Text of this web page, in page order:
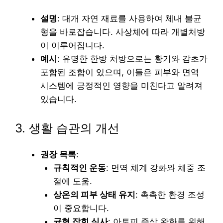
설명: 대개 자연 재료를 사용하여 체내 불균
형을 바로잡습니다. 사상체에 따라 개별처방
이 이루어집니다.
예시 : 유명한 한방 처방으로는 황기와 감초가
포함된 조합이 있으며, 이들은 피부와 면역
시스템에 긍정적인 영향을 미친다고 알려져
있습니다.
3. 생활 습관의 개선
권장 목록:
규칙적인 운동: 면역 체계 강화와 체중 조
절에 도움.
상온의 피부 상태 유지: 촉촉한 환경 조성
이 중요합니다.